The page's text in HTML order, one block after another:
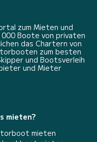
zum Mieten und
Boote von privaten
das Chartern von
zum besten
und Bootsverleih
und Mieter
mieten?
mieten